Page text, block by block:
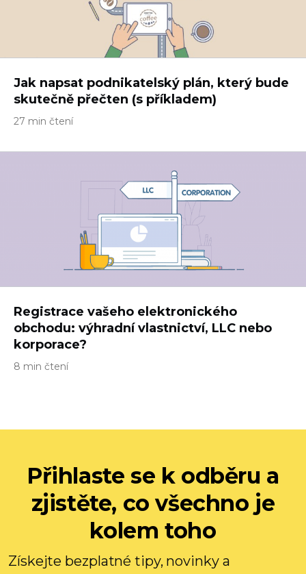
Jak napsat podnikatelský plán, který bude
skutečně přečten (s příkladem)
27 min čtení
Registrace vašeho elektronického
obchodu: výhradní vlastnictví, LLC nebo
korporace?
8 min čtení
Přihlaste se k odběru a
zjistěte, co všechno je
kolem toho
Získejte bezplatné tipy, novinky a